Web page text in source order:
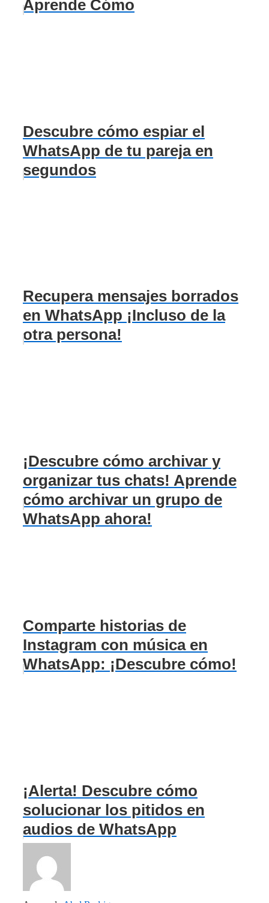
Aprende Cómo
Descubre cómo espiar el
WhatsApp de tu pareja en
segundos
Recupera mensajes borrados
en WhatsApp ¡Incluso de la
otra persona!
¡Descubre cómo archivar y
organizar tus chats! Aprende
cómo archivar un grupo de
WhatsApp ahora!
Comparte historias de
Instagram con música en
WhatsApp: ¡Descubre cómo!
¡Alerta! Descubre cómo
solucionar los pitidos en
audios de WhatsApp